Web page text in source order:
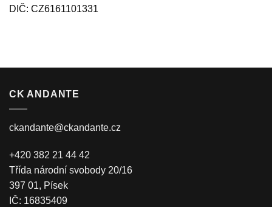
DIČ: CZ6161101331
CK ANDANTE
ckandante@ckandante.cz
+420 382 21 44 42
Třída národní svobody 20/16
397 01, Písek
IČ: 16835409